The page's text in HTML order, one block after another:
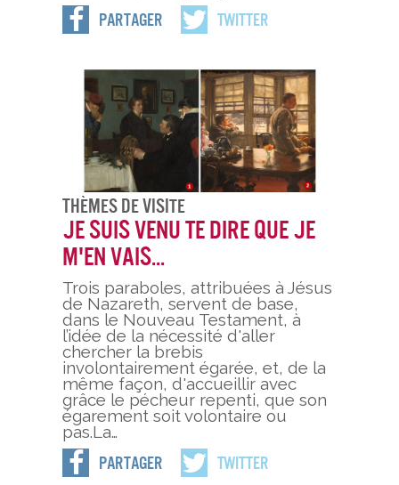
Partager Twitter
Thèmes De Visite
Je suis venu te dire que je
m'en vais...
Trois paraboles, attribuées à Jésus
de Nazareth, servent de base,
dans le Nouveau Testament, à
l’idée de la nécessité d'aller
chercher la brebis
involontairement égarée, et, de la
même façon, d'accueillir avec
grâce le pécheur repenti, que son
égarement soit volontaire ou
pas.La…
Partager Twitter